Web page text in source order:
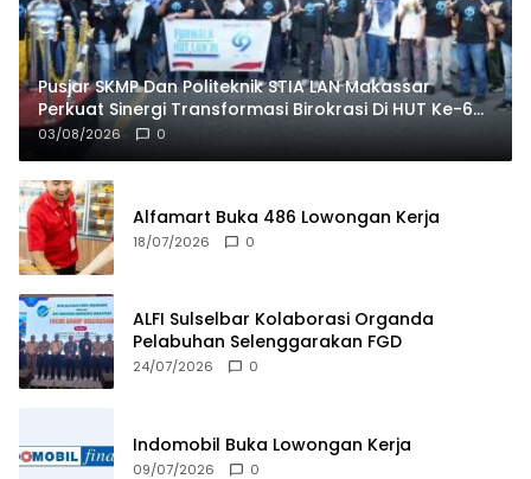
Pusjar SKMP Dan Politeknik STIA LAN Makassar
Perkuat Sinergi Transformasi Birokrasi Di HUT Ke-69
LAN RI
03/08/2026 0
Alfamart Buka 486 Lowongan Kerja
18/07/2026 0
ALFI Sulselbar Kolaborasi Organda
Pelabuhan Selenggarakan FGD
24/07/2026 0
Indomobil Buka Lowongan Kerja
09/07/2026 0